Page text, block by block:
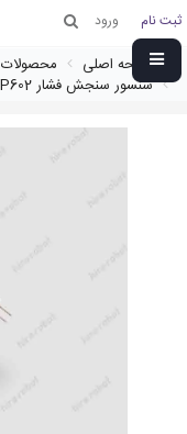
ثبت نام ورود
صفحه اصلی محصولات
سنسور سنجش فشار RFP602